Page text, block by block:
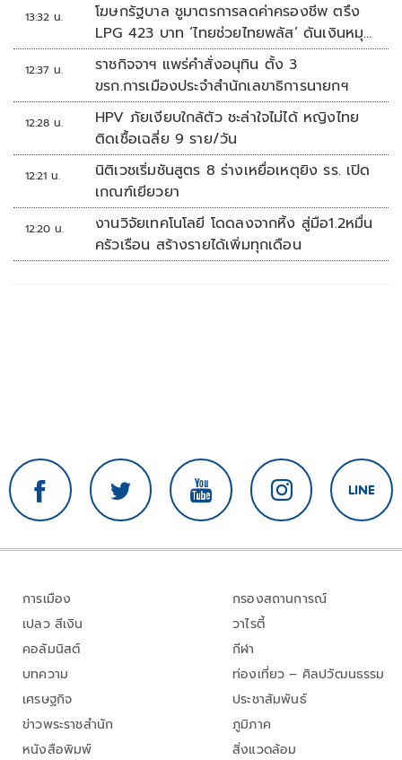
13:32 น.
โฆษกรัฐบาล ชูมาตรการลดค่าครองชีพ ตรึง
LPG 423 บาท ‘ไทยช่วยไทยพลัส’ ดันเงินหมุน
แสนล้าน
12:37 น.
ราชกิจจาฯ แพร่คำสั่งอนุทิน ตั้ง 3
ขรก.การเมืองประจำสำนักเลขาธิการนายกฯ
12:28 น.
HPV ภัยเงียบใกล้ตัว ชะล่าใจไม่ได้ หญิงไทย
ติดเชื้อเฉลี่ย 9 ราย/วัน
12:21 น.
นิติเวชเริ่มชันสูตร 8 ร่างเหยื่อเหตุยิง รร. เปิด
เกณฑ์เยียวยา
12:20 น.
งานวิจัยเทคโนโลยี โดดลงจากหิ้ง สู่มือ1.2หมื่น
ครัวเรือน สร้างรายได้เพิ่มทุกเดือน
การเมือง
เปลว สีเงิน
คอลัมนิสต์
บทความ
เศรษฐกิจ
ข่าวพระราชสำนัก
หนังสือพิมพ์
กรองสถานการณ์
วาไรตี้
กีฬา
ท่องเที่ยว – ศิลปวัฒนธรรม
ประชาสัมพันธ์
ภูมิภาค
สิ่งแวดล้อม